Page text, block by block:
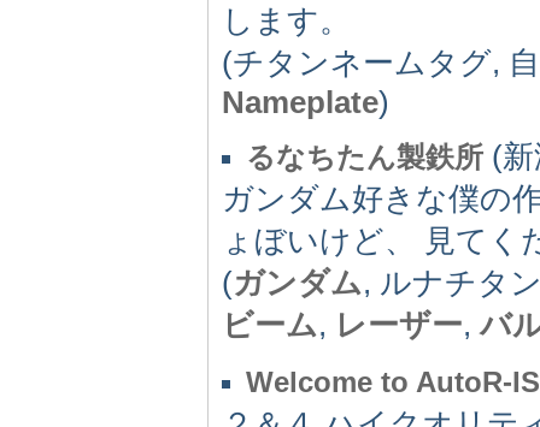
します。
(チタンネームタグ,
Nameplate)
るなちたん製鉄所 (
ガンダム好きな僕の
ょぼいけど、 見てく
(ガンダム, ルナチタ
ビーム, レーザー,バ
Welcome to AutoR-